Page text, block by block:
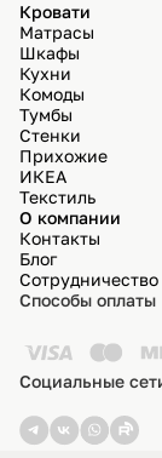
Кровати
Матрасы
Шкафы
Кухни
Комоды
Тумбы
Стенки
Прихожие
ИКЕА
Текстиль
О компании
Контакты
Блог
Сотрудничество
Способы оплаты
Социальные